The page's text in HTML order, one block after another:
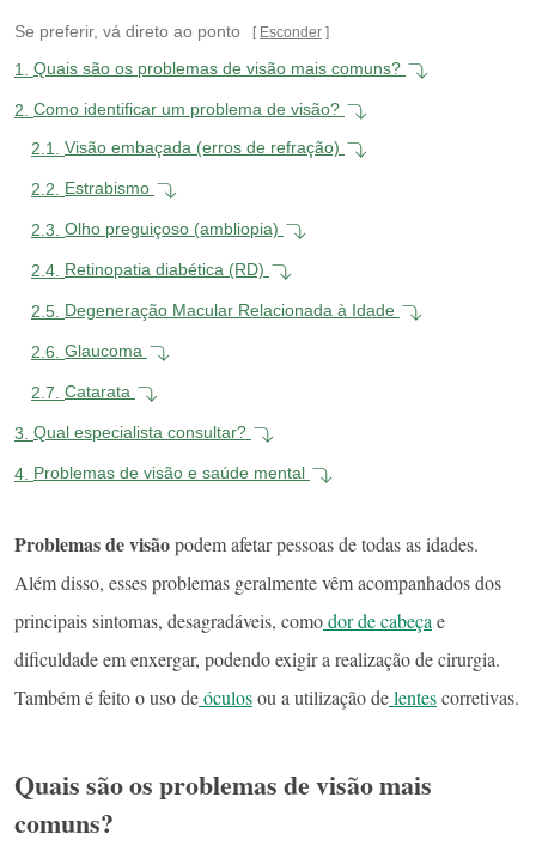
Se preferir, vá direto ao ponto Esconder
1. Quais são os problemas de visão mais comuns?
2. Como identificar um problema de visão?
2.1.
Visão embaçada (erros de refração)
2.2. Estrabismo
2.3. Olho preguiçoso (ambliopia)
2.4. Retinopatia diabética (RD)
2.5. Degeneração Macular Relacionada à Idade
2.6. Glaucoma
2.7. Catarata
3. Qual especialista consultar?
4. Problemas de visão e saúde mental
Problemas de visãopodem afetar pessoas de todas as idades.
Além disso, esses problemas geralmente vêm acompanhados dos
principais sintomas, desagradáveis, comodor de cabeça e
dificuldade em enxergar, podendo exigir a realização de cirurgia.
Também é feito o uso deóculosou a utilização delentescorretivas.
Quais são os problemas de visão mais
comuns?